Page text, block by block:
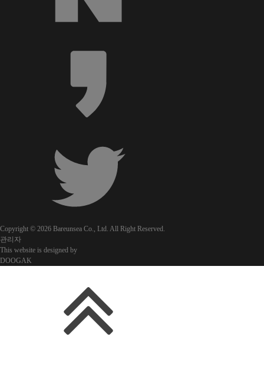
Copyright © 2026 Bareunsea Co., Ltd. All Right Reserved.
관리자
This website is designed by
DOOGAK